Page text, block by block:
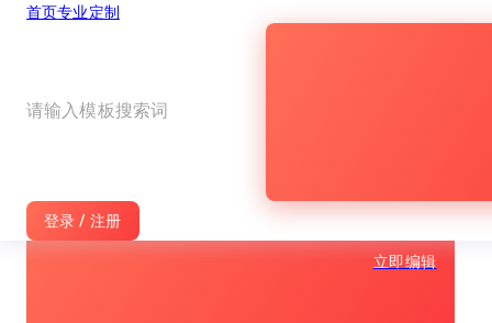
首页专业定制
登录 / 注册
旺影 宣传片
立即编辑